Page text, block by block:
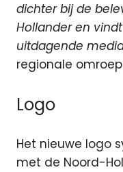
dichter bij de
Hollander en
uitdagende
regionale
Logo
Het nieuwe logo
met de Noord-